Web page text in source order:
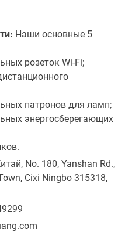
Наши основные 5
розеток Wi-Fi;
патронов для ламп;
энергосберегающих
No. 180, Yanshan Rd.,
Cixi Ningbo 315318,